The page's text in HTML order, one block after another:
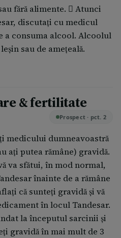
fără alimente.  Atunci
discutați cu medicul
a consuma alcool. Alcoolul
sau de amețeală.
& fertilitate
Prospect · pct. 2
medicului dumneavoastră
ați putea rămâne) gravidă.
va sfătui, în mod normal,
înainte de a rămâne
că sunteți gravidă și vă
în locul Tandesar.
la începutul sarcinii și
gravidă în mai mult de 3